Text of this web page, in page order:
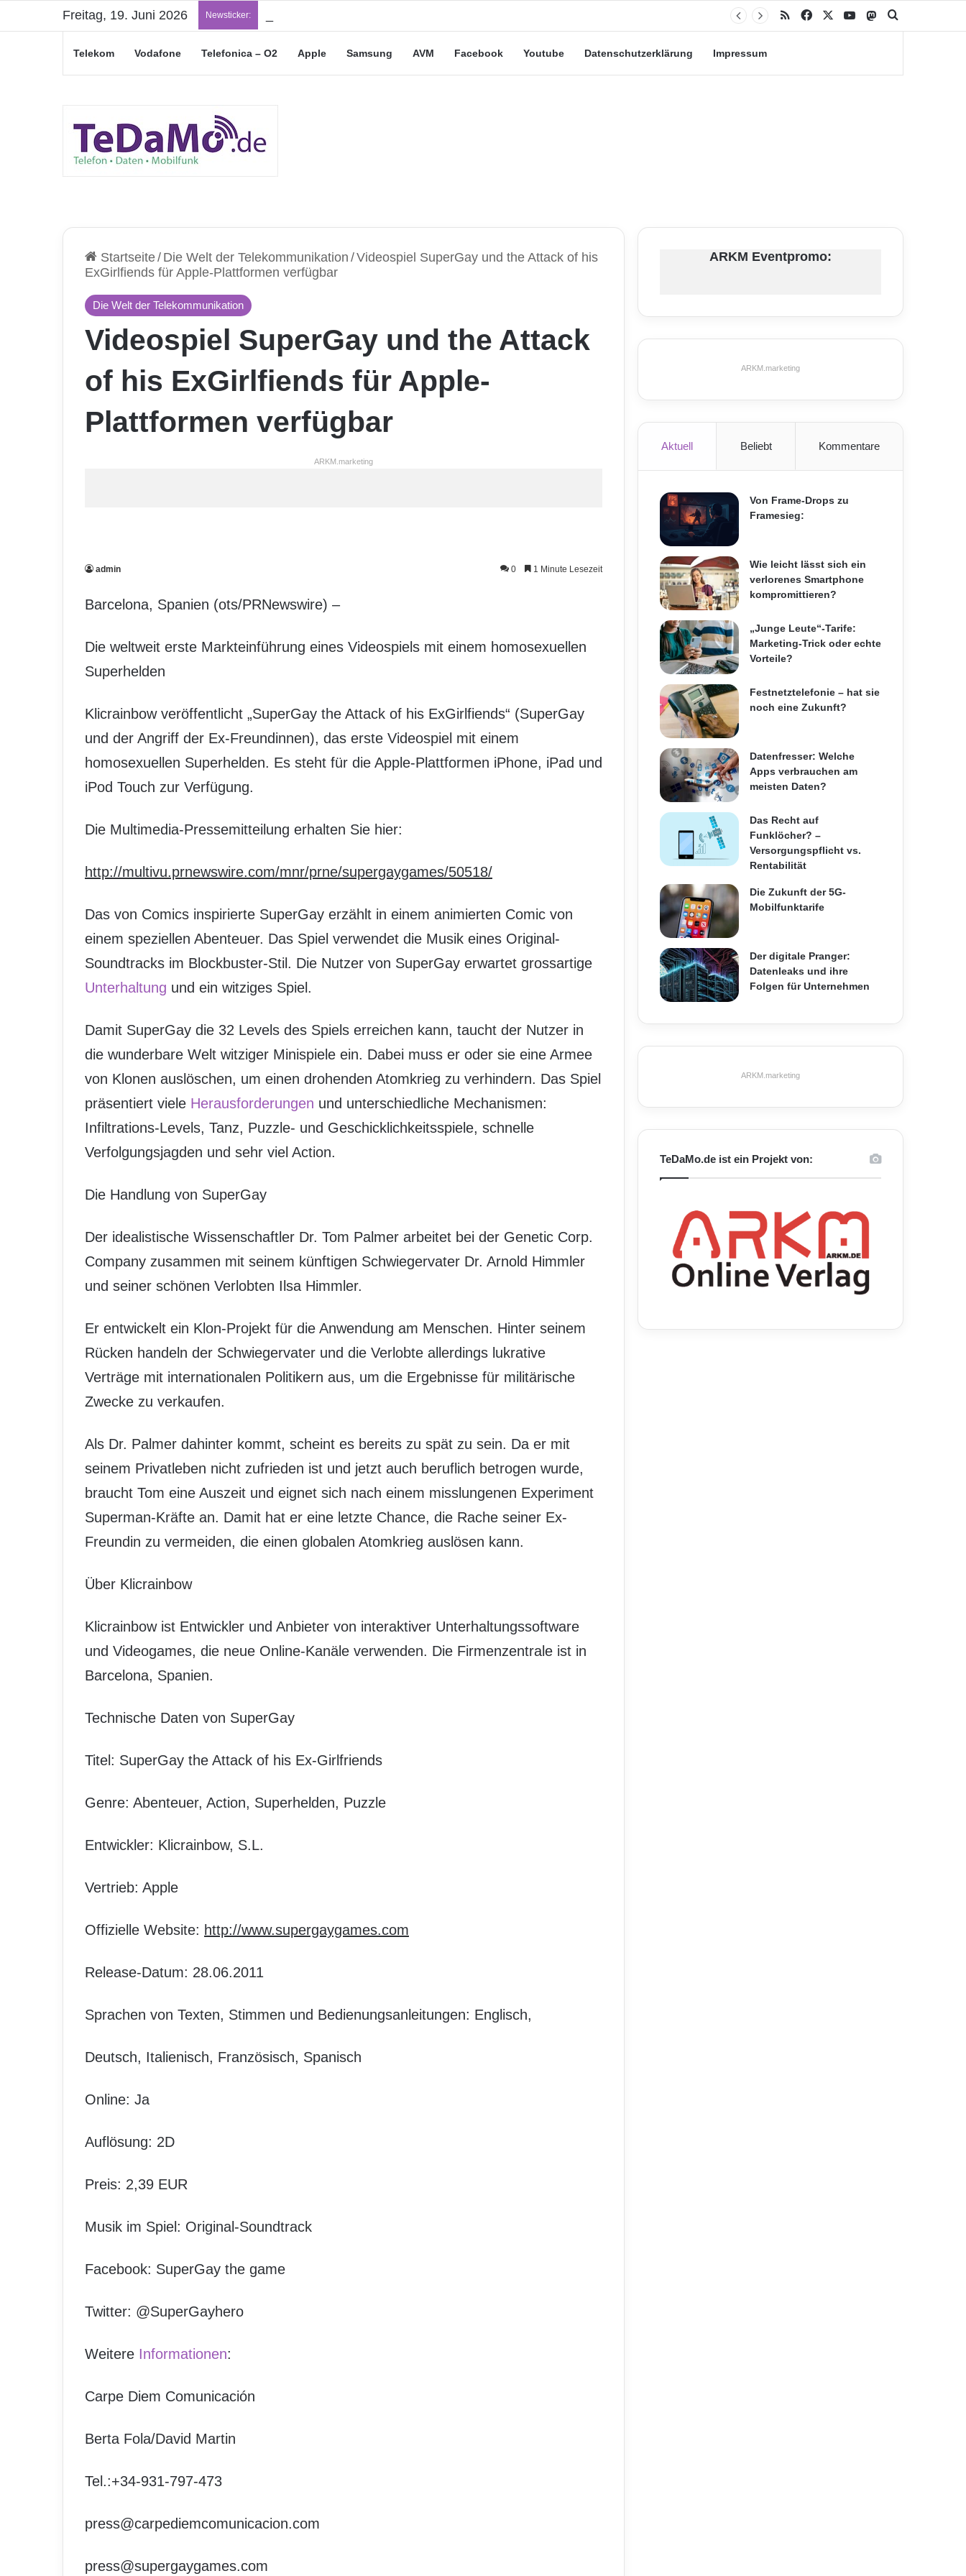
Freitag, 19. Juni 2026 Newsticker: RSS Facebook YouTubeMastodon
Telekom Vodafone Telefonica – O2 Apple Samsung AVM Facebook Youtube Datenschutzerklärung Impressum
Startseite/ Die Welt der Telekommunikation /Videospiel SuperGay und the Attack of his
ExGirlfiends für Apple-Plattformen verfügbar
Die Welt der Telekommunikation
Videospiel SuperGay und the Attack
of his ExGirlfiends für Apple-
Plattformen verfügbar
ARKM.marketing
admin 0 1 Minute Lesezeit
Barcelona, Spanien (ots/PRNewswire) –
Die weltweit erste Markteinführung eines Videospiels mit einem homosexuellen
Superhelden
Klicrainbow veröffentlicht „SuperGay the Attack of his ExGirlfiends“ (SuperGay
und der Angriff der Ex-Freundinnen), das erste Videospiel mit einem
homosexuellen Superhelden. Es steht für die Apple-Plattformen iPhone, iPad und
iPod Touch zur Verfügung.
Die Multimedia-Pressemitteilung erhalten Sie hier:
http://multivu.prnewswire.com/mnr/prne/supergaygames/50518/
Das von Comics inspirierte SuperGay erzählt in einem animierten Comic von
einem speziellen Abenteuer. Das Spiel verwendet die Musik eines Original-
Soundtracks im Blockbuster-Stil. Die Nutzer von SuperGay erwartet grossartige
Unterhaltung und ein witziges Spiel.
Damit SuperGay die 32 Levels des Spiels erreichen kann, taucht der Nutzer in
die wunderbare Welt witziger Minispiele ein. Dabei muss er oder sie eine Armee
von Klonen auslöschen, um einen drohenden Atomkrieg zu verhindern. Das Spiel
präsentiert viele Herausforderungen und unterschiedliche Mechanismen:
Infiltrations-Levels, Tanz, Puzzle- und Geschicklichkeitsspiele, schnelle
Verfolgungsjagden und sehr viel Action.
Die Handlung von SuperGay
Der idealistische Wissenschaftler Dr. Tom Palmer arbeitet bei der Genetic Corp.
Company zusammen mit seinem künftigen Schwiegervater Dr. Arnold Himmler
und seiner schönen Verlobten Ilsa Himmler.
Er entwickelt ein Klon-Projekt für die Anwendung am Menschen. Hinter seinem
Rücken handeln der Schwiegervater und die Verlobte allerdings lukrative
Verträge mit internationalen Politikern aus, um die Ergebnisse für militärische
Zwecke zu verkaufen.
Als Dr. Palmer dahinter kommt, scheint es bereits zu spät zu sein. Da er mit
seinem Privatleben nicht zufrieden ist und jetzt auch beruflich betrogen wurde,
braucht Tom eine Auszeit und eignet sich nach einem misslungenen Experiment
Superman-Kräfte an. Damit hat er eine letzte Chance, die Rache seiner Ex-
Freundin zu vermeiden, die einen globalen Atomkrieg auslösen kann.
Über Klicrainbow
Klicrainbow ist Entwickler und Anbieter von interaktiver Unterhaltungssoftware
und Videogames, die neue Online-Kanäle verwenden. Die Firmenzentrale ist in
Barcelona, Spanien.
Technische Daten von SuperGay
Titel: SuperGay the Attack of his Ex-Girlfriends
Genre: Abenteuer, Action, Superhelden, Puzzle
Entwickler: Klicrainbow, S.L.
Vertrieb: Apple
Offizielle Website: http://www.supergaygames.com
Release-Datum: 28.06.2011
Sprachen von Texten, Stimmen und Bedienungsanleitungen: Englisch,
Deutsch, Italienisch, Französisch, Spanisch
Online: Ja
Auflösung: 2D
Preis: 2,39 EUR
Musik im Spiel: Original-Soundtrack
Facebook: SuperGay the game
Twitter: @SuperGayhero
Weitere Informationen:
Carpe Diem Comunicación
Berta Fola/David Martin
Tel.:+34-931-797-473
press@carpediemcomunicacion.com
press@supergaygames.com
ARKM Eventpromo:
ARKM.marketing
Aktuell Beliebt Kommentare
Von Frame-Drops zu
Framesieg:
Wie leicht lässt sich ein
verlorenes Smartphone
kompromittieren?
„Junge Leute“-Tarife:
Marketing-Trick oder echte
Vorteile?
Festnetztelefonie – hat sie
noch eine Zukunft?
Datenfresser: Welche
Apps verbrauchen am
meisten Daten?
Das Recht auf
Funklöcher? –
Versorgungspflicht vs.
Rentabilität
Die Zukunft der 5G-
Mobilfunktarife
Der digitale Pranger:
Datenleaks und ihre
Folgen für Unternehmen
ARKM.marketing
TeDaMo.de ist ein Projekt von: